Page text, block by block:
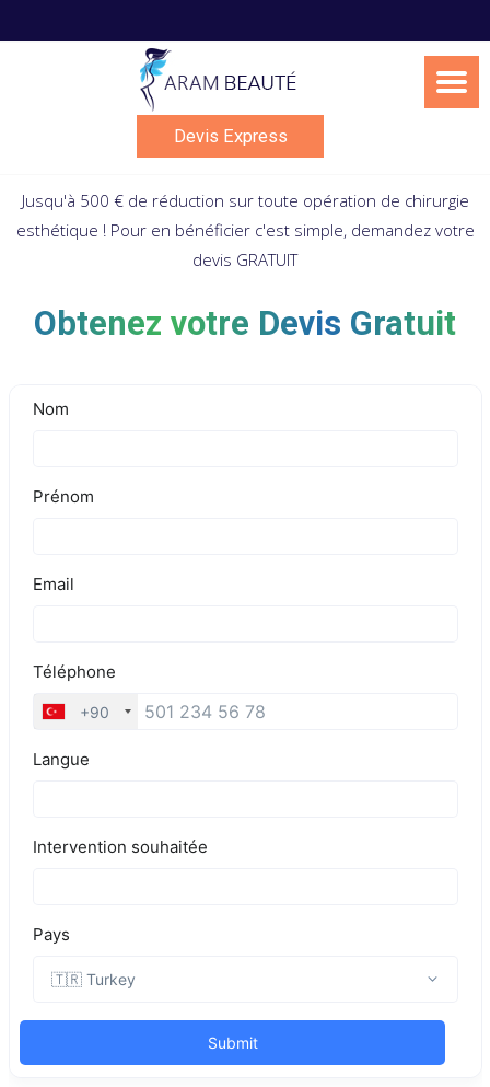
to
Devis Express
Jusqu'à 500 € de réduction sur toute opération de chirurgie
esthétique ! Pour en bénéficier c'est simple, demandez votre
devis GRATUIT
Obtenez votre Devis Gratuit